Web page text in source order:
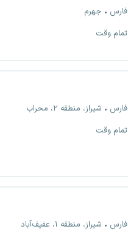
فارس
جهرم
تمام وقت
فارس
شیراز، منطقه ۲، محراب
تمام وقت
فارس
شیراز، منطقه ۱، عفیف‌آباد